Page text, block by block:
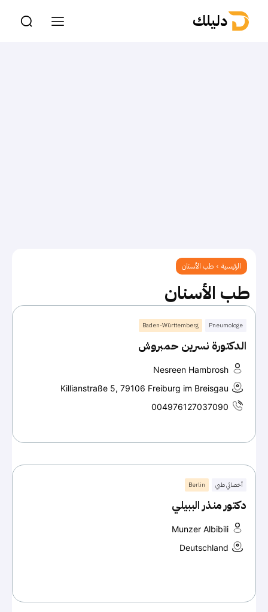
دليلك
الرئيسية طب الأسنان
طب الأسنان
Pneumologe
Baden-Württemberg
الدكتورة نسرين حمبروش
Nesreen Hambrosh
Killianstraße 5, 79106 Freiburg im Breisgau
004976127037090
أخصائي طبي Berlin
دكتور منذر الببيلي
Munzer Albibili
Deutschland